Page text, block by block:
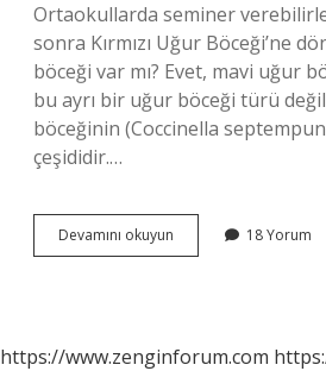
Ortaokullarda seminer
sonra Kırmızı Uğur Böceği’ne
böceği var mı? Evet, mavi uğur
bu ayrı bir uğur böceği türü
böceğinin (Coccinella
çeşididir.…
Devamını okuyun
Renk
18 Yorum
https://www.zenginforum.com